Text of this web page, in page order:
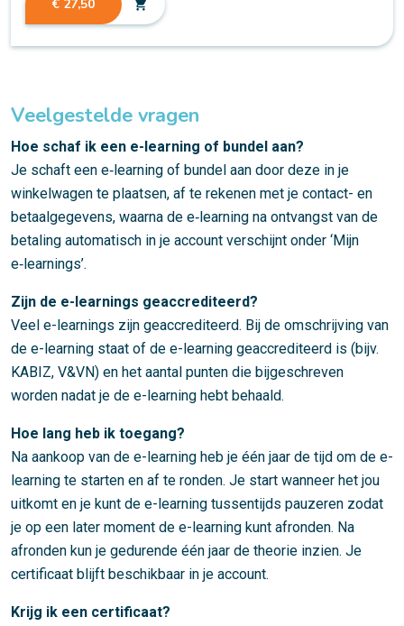
€ 27,50 shopping_cart
Veelgestelde vragen
Hoe schaf ik een e-learning of bundel aan?
Je schaft een e‑learning of bundel aan door deze in je
winkelwagen te plaatsen, af te rekenen met je contact- en
betaalgegevens, waarna de e‑learning na ontvangst van de
betaling automatisch in je account verschijnt onder ‘Mijn
e‑learnings’.
Zijn de e-learnings geaccrediteerd?
Veel e-learnings zijn geaccrediteerd. Bij de omschrijving van
de e-learning staat of de e-learning geaccrediteerd is (bijv.
KABIZ, V&VN) en het aantal punten die bijgeschreven
worden nadat je de e-learning hebt behaald.
Hoe lang heb ik toegang?
Na aankoop van de e-learning heb je één jaar de tijd om de e-
learning te starten en af te ronden. Je start wanneer het jou
uitkomt en je kunt de e-learning tussentijds pauzeren zodat
je op een later moment de e-learning kunt afronden. Na
afronden kun je gedurende één jaar de theorie inzien. Je
certificaat blijft beschikbaar in je account.
Krijg ik een certificaat?